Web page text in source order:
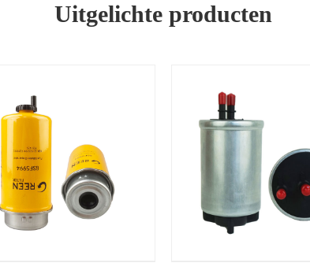
Uitgelichte producten